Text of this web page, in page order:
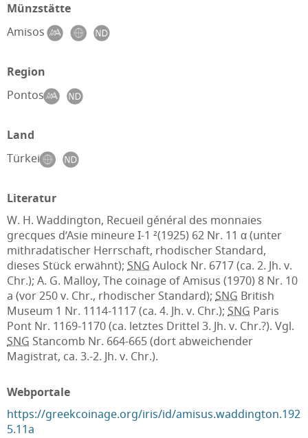
Münzstätte
Amisos
Region
Pontos
Land
Türkei
Literatur
W. H. Waddington, Recueil général des monnaies
grecques d’Asie mineure I-1 ²(1925) 62 Nr. 11 α (unter
mithradatischer Herrschaft, rhodischer Standard,
dieses Stück erwähnt); SNG Aulock Nr. 6717 (ca. 2. Jh. v.
Chr.); A. G. Malloy, The coinage of Amisus (1970) 8 Nr. 10
a (vor 250 v. Chr., rhodischer Standard); SNG British
Museum 1 Nr. 1114-1117 (ca. 4. Jh. v. Chr.); SNG Paris
Pont Nr. 1169-1170 (ca. letztes Drittel 3. Jh. v. Chr.?). Vgl.
SNG Stancomb Nr. 664-665 (dort abweichender
Magistrat, ca. 3.-2. Jh. v. Chr.).
Webportale
https://greekcoinage.org/iris/id/amisus.waddington.192
5.11a